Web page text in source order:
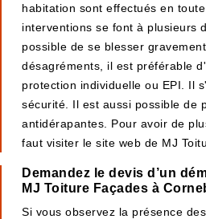
habitation sont effectués en
interventions se font à plusieurs
possible de se blesser
désagréments, il est préférable
protection individuelle ou EPI. Il
sécurité. Il est aussi possible de
antidérapantes. Pour avoir de
faut visiter le site web de MJ
Demandez le devis d’un
MJ Toiture Façades à
Si vous observez la présence